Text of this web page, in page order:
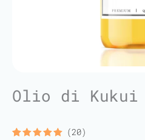
Olio di
(20)